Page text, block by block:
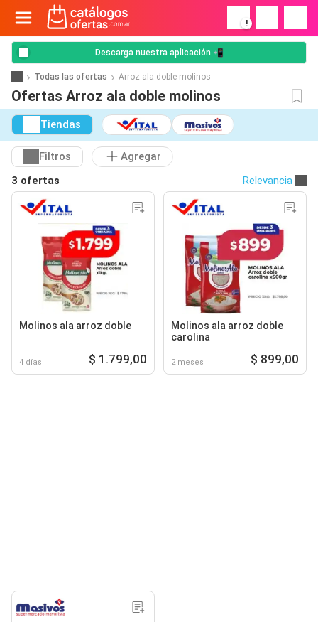
!
Descarga nuestra aplicación 📲
Todas las ofertas Arroz ala doble molinos
Ofertas Arroz ala doble molinos
Tiendas
Filtros
Agregar
3 ofertas
Relevancia
Molinos ala arroz doble
4 días $ 1.799,00
Molinos ala arroz doble
carolina
2 meses $ 899,00